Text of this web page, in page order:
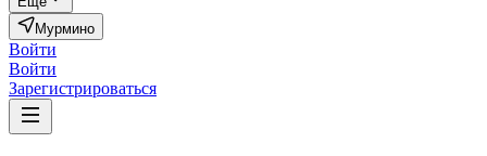
Мурмино
Войти
Войти
Зарегистрироваться